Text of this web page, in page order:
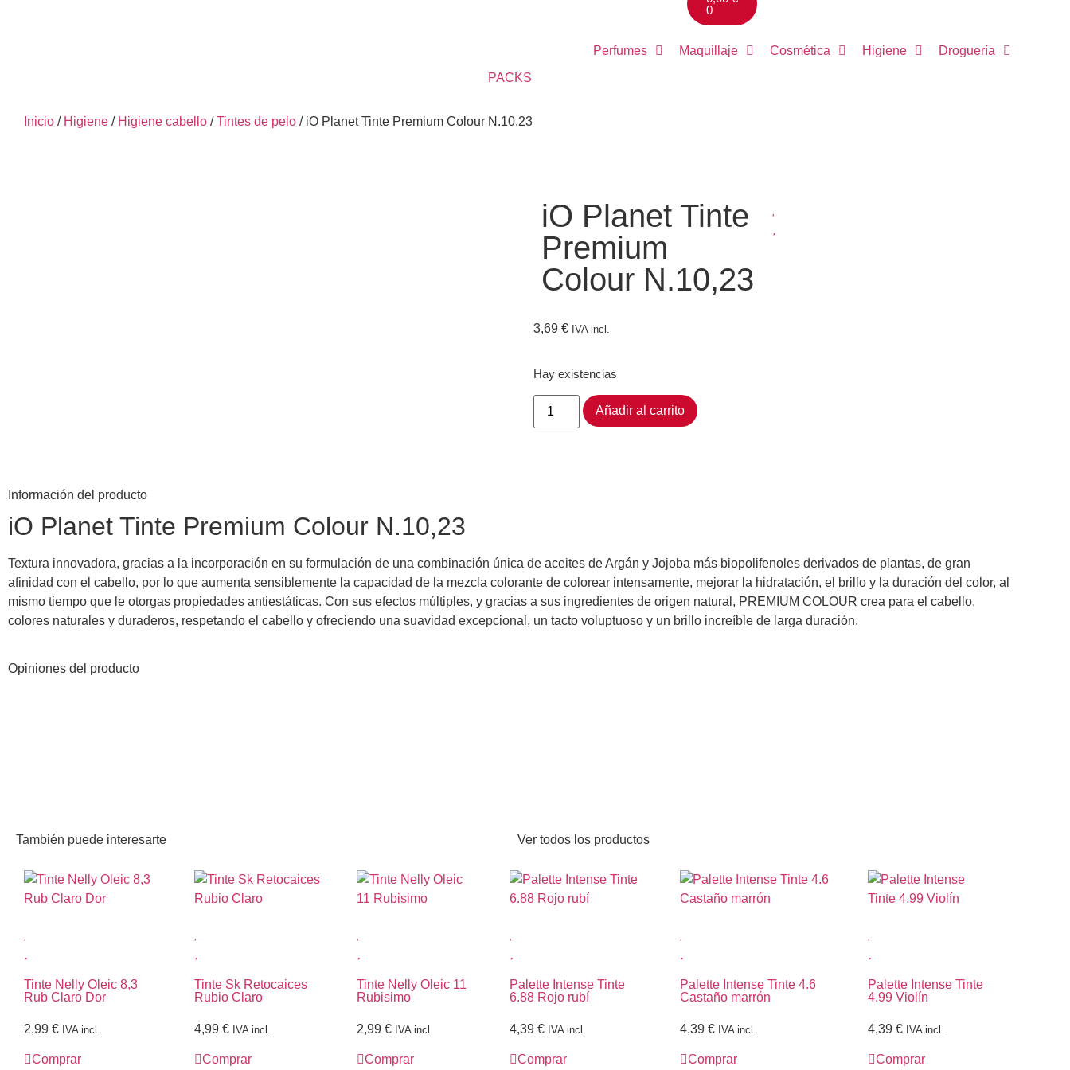
0
Perfumes Maquillaje Cosmética Higiene
Droguería
PACKS
Inicio / Higiene / Higiene cabello /Tintes de pelo / iO Planet Tinte Premium Colour N.10,23
iO Planet Tinte
Premium
Colour N.10,23
3,69 € IVA incl.
Hay existencias
Añadir al carrito
Información del producto
iO Planet Tinte Premium Colour N.10,23
Textura innovadora, gracias a la incorporación en su formulación de una combinación única de aceites de Argán y Jojoba más biopolifenoles derivados de plantas, de gran
afinidad con el cabello, por lo que aumenta sensiblemente la capacidad de la mezcla colorante de colorear intensamente, mejorar la hidratación, el brillo y la duración del color, al
mismo tiempo que le otorgas propiedades antiestáticas. Con sus efectos múltiples, y gracias a sus ingredientes de origen natural, PREMIUM COLOUR crea para el cabello,
colores naturales y duraderos, respetando el cabello y ofreciendo una suavidad excepcional, un tacto voluptuoso y un brillo increíble de larga duración.
Opiniones del producto
También puede interesarte Ver todos los productos
Tinte Nelly Oleic 8,3
Rub Claro Dor
2,99 € IVA incl.
Comprar
Tinte Sk Retocaices
Rubio Claro
4,99€ IVA incl.
Comprar
Tinte Nelly Oleic 11
Rubisimo
2,99€ IVA incl.
Comprar
Palette Intense Tinte
6.88 Rojo rubí
4,39€ IVA incl.
Comprar
Palette Intense Tinte 4.6
Castaño marrón
4,39 € IVA incl.
Comprar
Palette Intense Tinte
4.99 Violín
4,39 € IVA incl.
Comprar